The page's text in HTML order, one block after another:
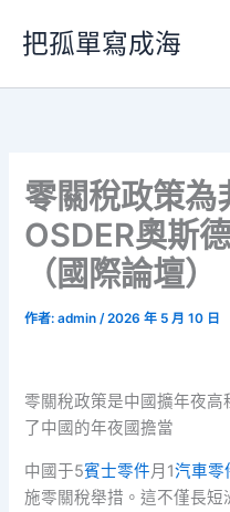
要
把孤單寫成海
零關稅政策為
OSDER奧斯
（國際論壇）
作者:admin/2026 年 5 月 10 日
零關稅政策是中國擴年夜
了中國的年夜國擔當
中國于5賓士零件月1汽車零
施零關稅舉措。這不僅長短